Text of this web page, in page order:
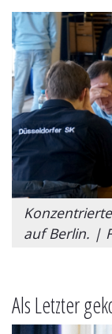
auf Berlin. |
Als Letzter